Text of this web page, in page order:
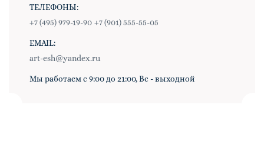
ТЕЛЕФОНЫ:
+7 (495) 979-19-90 +7 (901) 555-55-05
EMAIL:
art-esh@yandex.ru
Мы работаем с 9:00 до 21:00, Вс - выходной